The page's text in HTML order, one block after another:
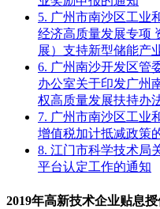
5. 广州市南沙区工业
经济高质量发展专项
展）支持新型储能产
6. 广州南沙开发区管
办公室关于印发广州
权高质量发展扶持办
7. 广州市南沙区工业
增值税加计抵减政策
8. 江门市科学技术局
平台认定工作的通知
2019年高新技术企业贴息